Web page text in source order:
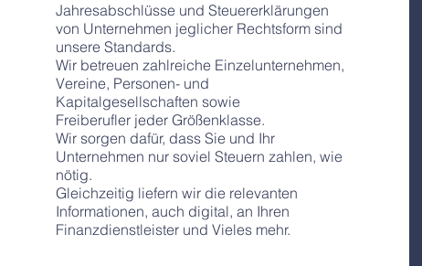
Jahresabschlüsse und Steuererklärungen
von Unternehmen jeglicher Rechtsform sind
unsere Standards.
Wir betreuen zahlreiche Einzelunternehmen,
Vereine, Personen- und
Kapitalgesellschaften sowie
Freiberufler jeder Größenklasse.
Wir sorgen dafür, dass Sie und Ihr
Unternehmen nur soviel Steuern zahlen, wie
nötig.
Gleichzeitig liefern wir die relevanten
Informationen, auch digital, an Ihren
Finanzdienstleister und Vieles mehr.